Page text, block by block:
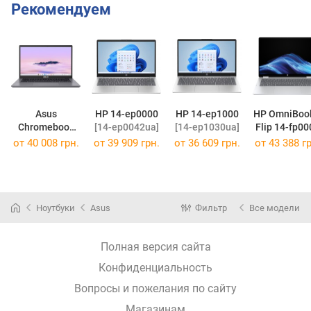
Рекомендуем
Asus
Chromebook
Plus Enterprise
HP 14-ep0000
[14-ep0042ua]
HP 14-ep1000
[14-ep1030ua]
HP
Flip 14-
[14-
от 40 008 грн. от 39 909 грн. от 36 609 грн. от 43 388
Ноутбуки Asus Фильтр Все модели
Полная версия сайта
Конфиденциальность
Вопросы и пожелания по сайту